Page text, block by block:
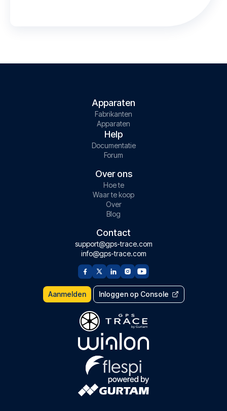
Apparaten
Fabrikanten
Apparaten
Help
Documentatie
Forum
Over ons
Hoe te
Waar te koop
Over
Blog
Contact
support@gps-trace.com
info@gps-trace.com
Aanmelden Inloggen op Console